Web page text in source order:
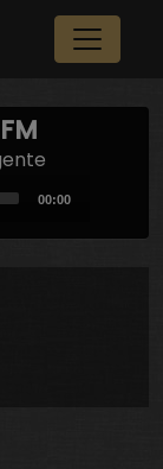
principal
Total
00:00